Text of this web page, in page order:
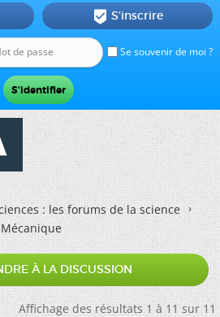
Se souvenir de moi ?
 S'inscrire
: les forums de la science
Mécanique
À LA DISCUSSION
Affichage des résultats 1 à 11 sur 11